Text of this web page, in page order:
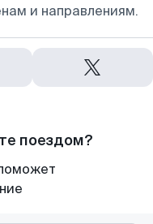
и направлениям.
поездом?